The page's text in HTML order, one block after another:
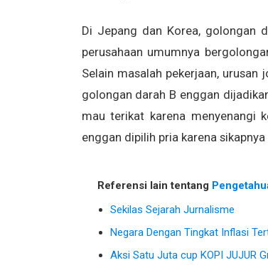
Di Jepang dan Korea, golongan
perusahaan umumnya
Selain masalah pekerjaan,
golongan darah B enggan
mau terikat karena menyenangi
enggan dipilih pria karena
Referensi lain tentang
Sekilas Sejarah Jurnalisme
Negara Dengan Tingkat Inflasi
Aksi Satu Juta cup KOPI JUJUR